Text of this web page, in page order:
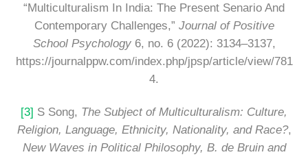
“Multiculturalism In India: The Present Senario And
Contemporary Challenges,” Journal of Positive
School Psychology6, no. 6 (2022): 3134–3137,
https://journalppw.com/index.php/jpsp/article/view/781
4.
[3] S Song, The Subject of Multiculturalism: Culture,
Religion, Language, Ethnicity, Nationality, and Race?,
New Waves in Political Philosophy, B. de Bruin and